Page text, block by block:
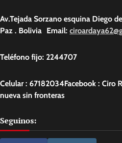
Av.Tejada Sorzano esquina Diego
Paz . Bolivia Email:
Teléfono fijo: 2244707
Celular : 67182034Facebook : Ciro
nueva sin fronteras
Seguinos: